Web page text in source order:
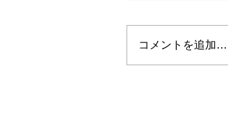
コメントを追加…